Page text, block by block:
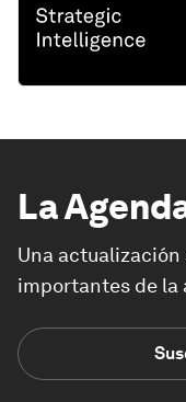
La
Una actualización
importantes de la